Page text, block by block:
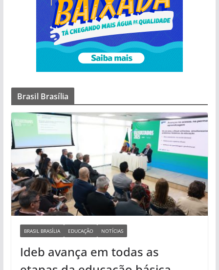
Brasil Brasília
BRASIL BRASÍLIA EDUCAÇÃO NOTÍCIAS
Ideb avança em todas as